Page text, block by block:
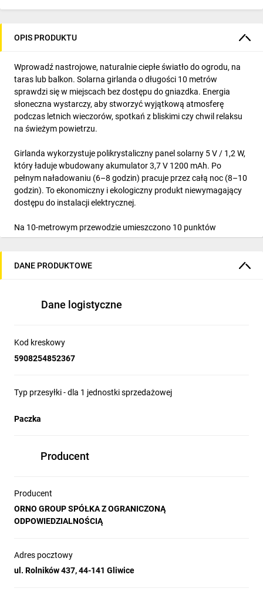
OPIS PRODUKTU
Wprowadź nastrojowe, naturalnie ciepłe światło do ogrodu, na
taras lub balkon. Solarna girlanda o długości 10 metrów
sprawdzi się w miejscach bez dostępu do gniazdka. Energia
słoneczna wystarczy, aby stworzyć wyjątkową atmosferę
podczas letnich wieczorów, spotkań z bliskimi czy chwil relaksu
na świeżym powietrzu.
Girlanda wykorzystuje polikrystaliczny panel solarny 5 V / 1,2 W,
który ładuje wbudowany akumulator 3,7 V 1200 mAh. Po
pełnym naładowaniu (6–8 godzin) pracuje przez całą noc (8–10
godzin). To ekonomiczny i ekologiczny produkt niewymagający
dostępu do instalacji elektrycznej.
Na 10-metrowym przewodzie umieszczono 10 punktów
świetlnych LED, rozmieszczonych równomiernie co 1 metr.
naśladuje wygląd tradycyjnej żarówki filamentowej. Dzięki temu
Szeroki kąt świecenia 270° sprawia, że światło delikatnie otula
przestrzeń. Światło o barwie 2700 K (ciepła biel) tworzy
• szybkie miganie,
• tryb „oddech”,
• płomień świecy,
• tryb demo prezentujący wszystkie efekty po kolei.
To doskonały sposób na dopasowanie oświetlenia do okazji —
DANE PRODUKTOWE
Dane logistyczne
Kod kreskowy
5908254852367
Typ przesyłki - dla 1 jednostki sprzedażowej
Paczka
Producent
Producent
ORNO GROUP SPÓŁKA Z OGRANICZONĄ
ODPOWIEDZIALNOŚCIĄ
Adres pocztowy
ul. Rolników 437, 44-141 Gliwice